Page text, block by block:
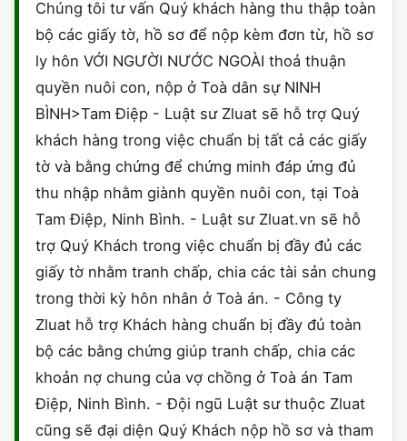
Chúng tôi tư vấn Quý khách hàng thu thập toàn
bộ các giấy tờ, hồ sơ để nộp kèm đơn từ, hồ sơ
ly hôn VỚI NGƯỜI NƯỚC NGOÀI thoả thuận
quyền nuôi con, nộp ở Toà dân sự NINH
BÌNH>Tam Điệp - Luật sư Zluat sẽ hỗ trợ Quý
khách hàng trong việc chuẩn bị tất cả các giấy
tờ và bằng chứng để chứng minh đáp ứng đủ
thu nhập nhằm giành quyền nuôi con, tại Toà
Tam Điệp, Ninh Bình. - Luật sư Zluat.vn sẽ hỗ
trợ Quý Khách trong việc chuẩn bị đầy đủ các
giấy tờ nhằm tranh chấp, chia các tài sản chung
trong thời kỳ hôn nhân ở Toà án. - Công ty
Zluat hỗ trợ Khách hàng chuẩn bị đầy đủ toàn
bộ các bằng chứng giúp tranh chấp, chia các
khoản nợ chung của vợ chồng ở Toà án Tam
Điệp, Ninh Bình. - Đội ngũ Luật sư thuộc Zluat
cũng sẽ đại diện Quý Khách nộp hồ sơ và tham